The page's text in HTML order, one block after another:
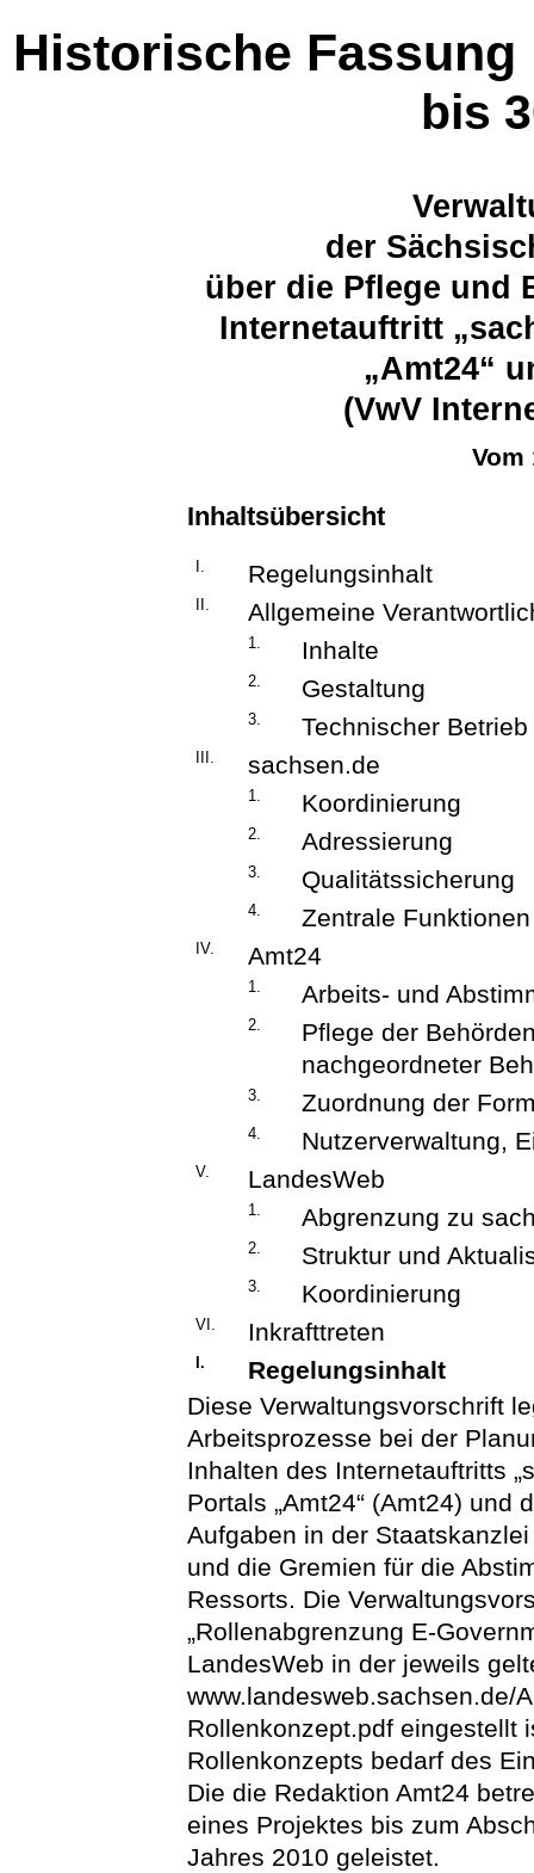
Historische Fassung
bis
der
über die Pflege und
Internetauftritt
„Amt24“
(VwV
Vom
Inhaltsübersicht
Regelungsinhalt
Allgemeine
1. Inhalte
2. Gestaltung
3. Technischer Betrieb
sachsen.de
1. Koordinierung
2. Adressierung
3. Qualitätssicherung
4. Zentrale Funktionen
IV. Amt24
1. Arbeits- und
2.
Pflege der
nachgeordneter
3. Zuordnung der
4. Nutzerverwaltung,
V. LandesWeb
1. Abgrenzung zu
2. Struktur und
3. Koordinierung
VI. Inkrafttreten
I.
Regelungsinhalt
Diese Verwaltungsvorschrift
Arbeitsprozesse bei der
Inhalten des Internetauftritts
Portals „Amt24“ (Amt24) und
Aufgaben in der
und die Gremien für die
Ressorts. Die
„Rollenabgrenzung E-
LandesWeb in der jeweils
www.landesweb.sachsen.de/
Rollenkonzept.pdf eingestellt
Rollenkonzepts bedarf des
Die die Redaktion Amt24
eines Projektes bis zum
Jahres 2010 geleistet.